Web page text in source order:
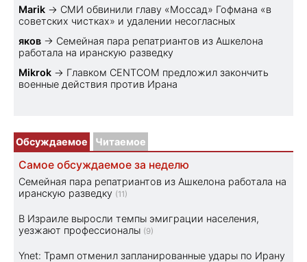
Marik → СМИ обвинили главу «Моссад» Гофмана «в
советских чистках» и удалении несогласных
яков → Семейная пара репатриантов из Ашкелона
работала на иранскую разведку
Mikrok → Главком CENTCOM предложил закончить
военные действия против Ирана
Обсуждаемое Читаемое
Самое обсуждаемое за неделю
Семейная пара репатриантов из Ашкелона работала на
иранскую разведку (11)
В Израиле выросли темпы эмиграции населения,
уезжают профессионалы (9)
Ynet: Трамп отменил запланированные удары по Ирану